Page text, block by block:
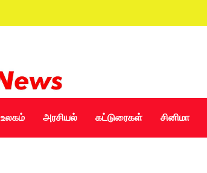
உலகம் அரசியல் கட்டுரைகள் சினிமா